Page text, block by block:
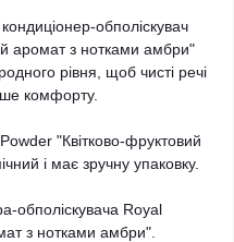
обполіскувач
аромат з нотками амбри"
рівня, щоб чисті речі
комфорту.
"Квітково-фруктовий
і має зручну упаковку.
обполіскувача Royal
з нотками амбри".